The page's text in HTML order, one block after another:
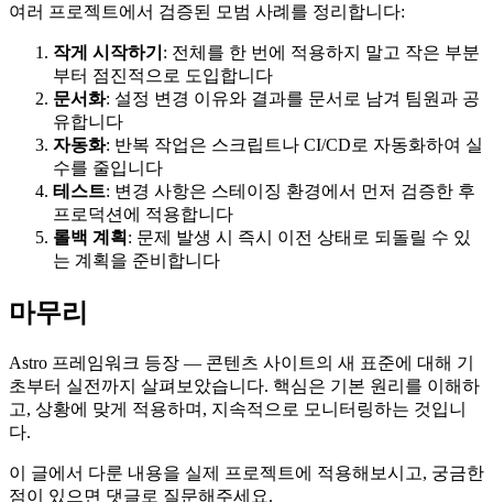
여러 프로젝트에서 검증된 모범 사례를 정리합니다:
작게 시작하기 : 전체를 한 번에 적용하지 말고 작은 부분
부터 점진적으로 도입합니다
문서화: 설정 변경 이유와 결과를 문서로 남겨 팀원과 공
유합니다
자동화: 반복 작업은 스크립트나 CI/CD로 자동화하여 실
수를 줄입니다
테스트: 변경 사항은 스테이징 환경에서 먼저 검증한 후
프로덕션에 적용합니다
롤백 계획 : 문제 발생 시 즉시 이전 상태로 되돌릴 수 있
는 계획을 준비합니다
마무리
Astro 프레임워크 등장 — 콘텐츠 사이트의 새 표준에 대해 기
초부터 실전까지 살펴보았습니다. 핵심은 기본 원리를 이해하
고, 상황에 맞게 적용하며, 지속적으로 모니터링하는 것입니
다.
이 글에서 다룬 내용을 실제 프로젝트에 적용해보시고, 궁금한
점이 있으면 댓글로 질문해주세요.